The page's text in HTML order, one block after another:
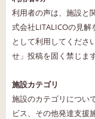
利用者の声は、施設と
式会社LITALICOの見
として利用してくださ
せ」投稿を固く禁じま
施設カテゴリ
施設のカテゴリについ
ビス、その他発達支援